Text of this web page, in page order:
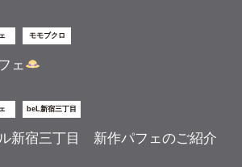
モモブクロ
ェ
beL新宿三丁目
新宿三丁目 新作パフェのご紹介